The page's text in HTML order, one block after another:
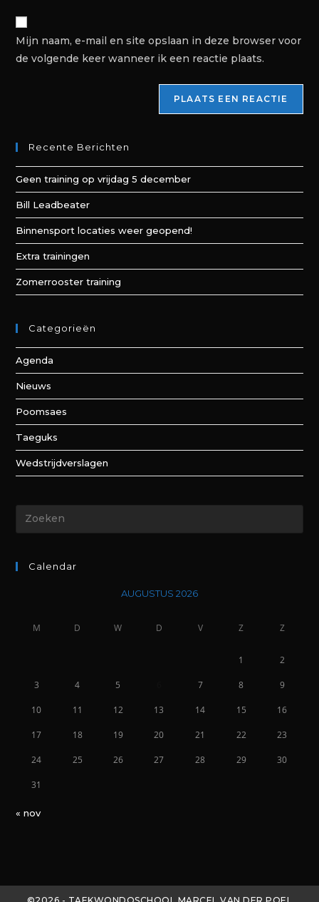
Mijn naam, e-mail en site opslaan in deze browser voor
de volgende keer wanneer ik een reactie plaats.
Recente Berichten
Geen training op vrijdag 5 december
Bill Leadbeater
Binnensport locaties weer geopend!
Extra trainingen
Zomerrooster training
Categorieën
Agenda
Nieuws
Poomsaes
Taeguks
Wedstrijdverslagen
Calendar
AUGUSTUS 2026
M D W D V Z Z
1 2
3 4 5 7 8 9
10 11 12 13 14 15 16
17 18 19 20 21 22 23
24 25 26 27 28 29 30
31
« nov